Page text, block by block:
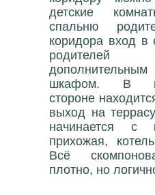
детские
спальню
коридора вход в
родителей
шкафом. В
стороне
выход на
начинается с
прихожая,
Всё
плотно, но